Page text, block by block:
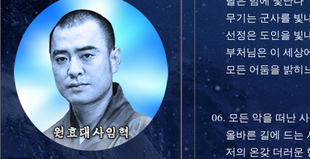
무기는 군사를 빛
선정은 도인을 빛
부처님은 이 세상
모든 어둠을 밝히
06. 모든 악을 떠난
올바른 길에 드는
저의 온갖 더러운